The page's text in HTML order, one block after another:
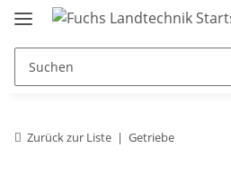
Zurück zur Liste Getriebe